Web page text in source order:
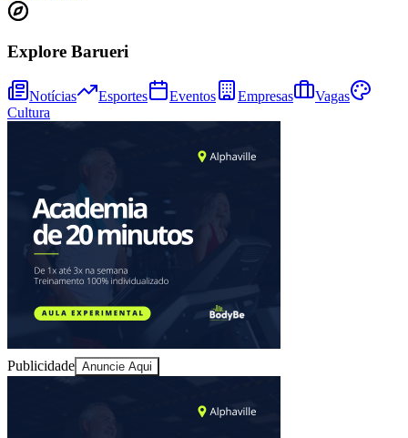
Explore Barueri
Notícias Esportes Eventos Empresas
Vagas
Cultura
Publicidade Anuncie Aqui